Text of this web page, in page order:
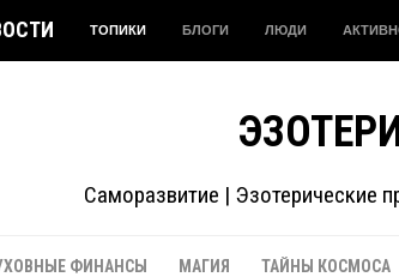
ТОПИКИ БЛОГИ ЛЮДИ
Саморазвитие | Эзотерические
ФИНАНСЫ МАГИЯ ТАЙНЫ КОСМОСА